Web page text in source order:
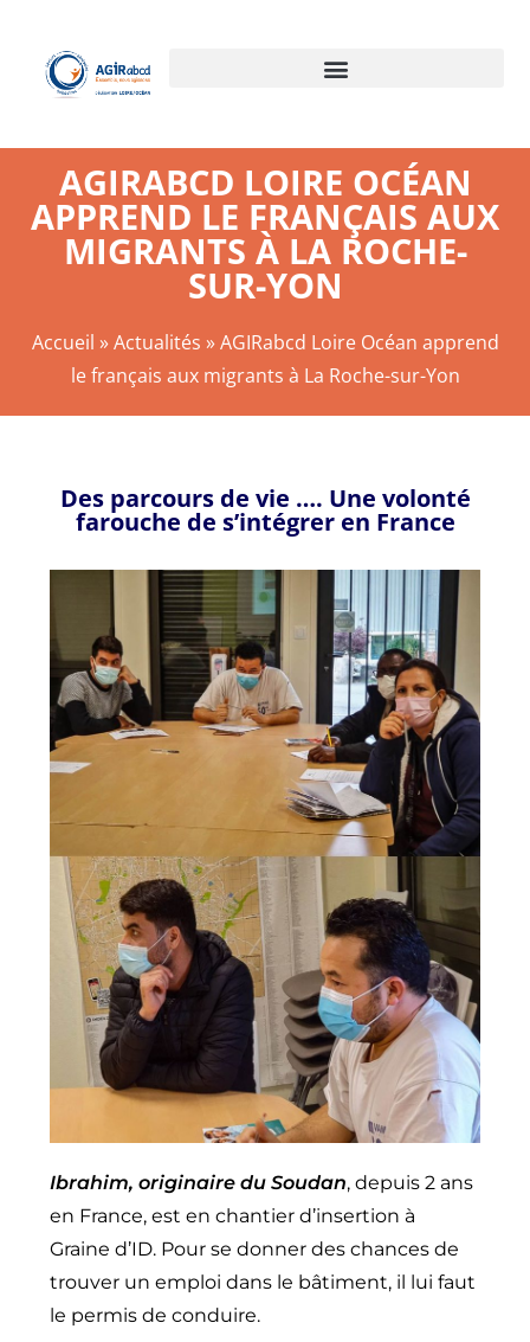
AGIRABCD LOIRE OCÉAN
APPREND LE FRANÇAIS AUX
MIGRANTS À LA ROCHE-
SUR-YON
Accueil »Actualités »AGIRabcd Loire Océan apprend
le français aux migrants à La Roche-sur-Yon
Des parcours de vie …. Une volonté
farouche de s’intégrer en France
Ibrahim, originaire du Soudan, depuis 2 ans
en France, est en chantier d’insertion à
Graine d’ID. Pour se donner des chances de
trouver un emploi dans le bâtiment, il lui faut
le permis de conduire.